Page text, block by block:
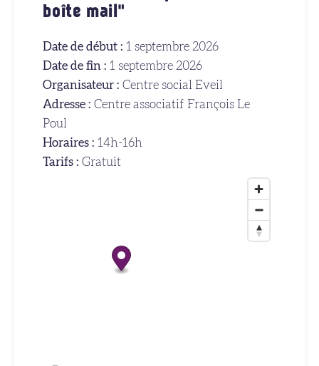
boîte mail"
Date de début : 1 septembre 2026
Date de fin : 1 septembre 2026
Organisateur : Centre social Eveil
Adresse : Centre associatif François Le
Poul
Horaires : 14h-16h
Tarifs : Gratuit